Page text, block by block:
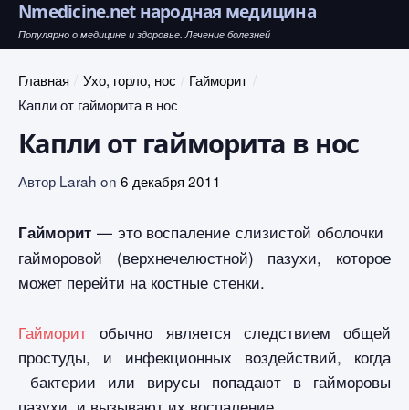
Nmedicine.net народная медицина
Популярно о медицине и здоровье. Лечение болезней
Главная Ухо, горло, нос
Гайморит
Капли от гайморита в нос
Капли от гайморита в нос
Автор Larah on 6 декабря 2011
Гайморит — это воспаление слизистой оболочки
гайморовой (верхнечелюстной) пазухи, которое
может перейти на костные стенки.
Гайморит обычно является следствием общей
простуды, и инфекционных воздействий, когда
бактерии или вирусы попадают в гайморовы